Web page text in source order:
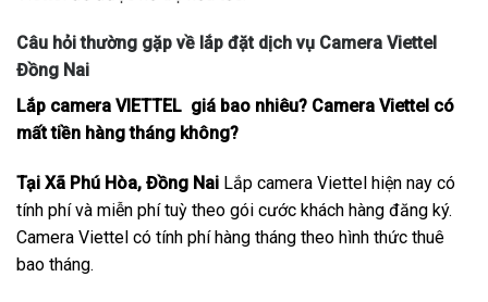
Câu hỏi thường gặp về lắp đặt dịch vụ Camera Viettel
Đồng Nai
Lắp camera VIETTEL giá bao nhiêu? Camera Viettel có
mất tiền hàng tháng không?
Tại Xã Phú Hòa, Đồng Nai Lắp camera Viettel hiện nay có
tính phí và miễn phí tuỳ theo gói cước khách hàng đăng ký.
Camera Viettel có tính phí hàng tháng theo hình thức thuê
bao tháng.